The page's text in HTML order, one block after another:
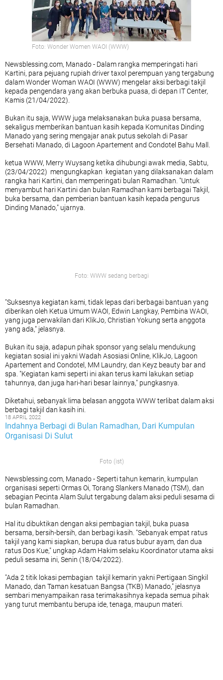
Foto: Wonder Women WAOI (WWW)
Newsblessing.com, Manado - Dalam rangka memperingati hari
Kartini, para pejuang rupiah driver taxol perempuan yang tergabung
dalam Wonder Woman WAOI (WWW) mengelar aksi berbagi takjil
kepada pengendara yang akan berbuka puasa, di depan IT Center,
Kamis (21/04/2022).
Bukan itu saja, WWW juga melaksanakan buka puasa bersama,
sekaligus memberikan bantuan kasih kepada Komunitas Dinding
Manado yang sering mengajar anak putus sekolah di Pasar
Bersehati Manado, di Lagoon Apartement and Condotel Bahu Mall.
ketua WWW, Merry Wuysang ketika dihubungi awak media, Sabtu,
(23/04/2022) mengungkapkan kegiatan yang dilaksanakan dalam
rangka hari Kartini, dan memperingati bulan Ramadhan. "Untuk
menyambut hari Kartini dan bulan Ramadhan kami berbagai Takjil,
buka bersama, dan pemberian bantuan kasih kepada pengurus
Dinding Manado," ujarnya.
Foto: WWW sedang berbagi
"Suksesnya kegiatan kami, tidak lepas dari berbagai bantuan yang
diberikan oleh Ketua Umum WAOI, Edwin Langkay, Pembina WAOI,
yang juga perwakilan dari KlikJo, Christian Yokung serta anggota
yang ada," jelasnya.
Bukan itu saja, adapun pihak sponsor yang selalu mendukung
kegiatan sosial ini yakni Wadah Asosiasi Online, KlikJo, Lagoon
Apartement and Condotel, MM Laundry, dan Keyz beauty bar and
spa. "Kegiatan kami seperti ini akan terus kami lakukan setiap
tahunnya, dan juga hari-hari besar lainnya," pungkasnya.
Diketahui, sebanyak lima belasan anggota WWW terlibat dalam aksi
berbagi takjil dan kasih ini.
18 APRIL 2022
Indahnya Berbagi di Bulan Ramadhan, Dari Kumpulan
Organisasi Di Sulut
Foto (ist)
Newsblessing.com, Manado - Seperti tahun kemarin, kumpulan
organisasi seperti Ormas Oi, Torang Slankers Manado (TSM), dan
sebagian Pecinta Alam Sulut tergabung dalam aksi peduli sesama di
bulan Ramadhan.
Hal itu dibuktikan dengan aksi pembagian takjil, buka puasa
bersama, bersih-bersih, dan berbagi kasih. "Sebanyak empat ratus
takjil yang kami siapkan, berupa dua ratus bubur ayam, dan dua
ratus Dos Kue," ungkap Adam Hakim selaku Koordinator utama aksi
peduli sesama ini, Senin (18/04/2022).
"Ada 2 titik lokasi pembagian takjil kemarin yakni Pertigaan Singkil
Manado, dan Taman kesatuan Bangsa (TKB) Manado," jelasnya
sembari menyampaikan rasa terimakasihnya kepada semua pihak
yang turut membantu berupa ide, tenaga, maupun materi.